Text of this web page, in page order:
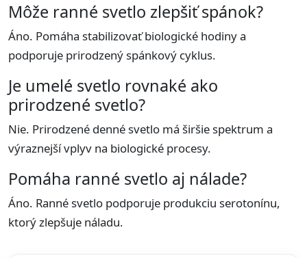
Môže ranné svetlo zlepšiť spánok?
Áno. Pomáha stabilizovať biologické hodiny a
podporuje prirodzený spánkový cyklus.
Je umelé svetlo rovnaké ako
prirodzené svetlo?
Nie. Prirodzené denné svetlo má širšie spektrum a
výraznejší vplyv na biologické procesy.
Pomáha ranné svetlo aj nálade?
Áno. Ranné svetlo podporuje produkciu serotonínu,
ktorý zlepšuje náladu.